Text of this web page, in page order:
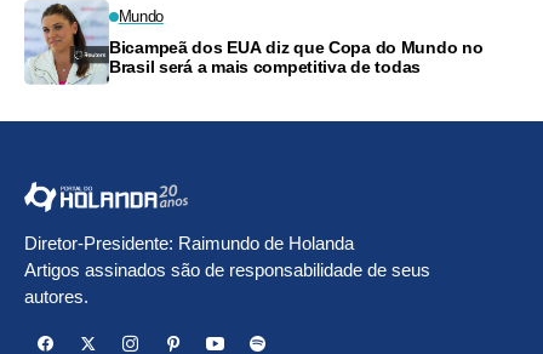
Mundo
Bicampeã dos EUA diz que Copa do Mundo no
Brasil será a mais competitiva de todas
Diretor-Presidente: Raimundo de Holanda
Artigos assinados são de responsabilidade de seus
autores.